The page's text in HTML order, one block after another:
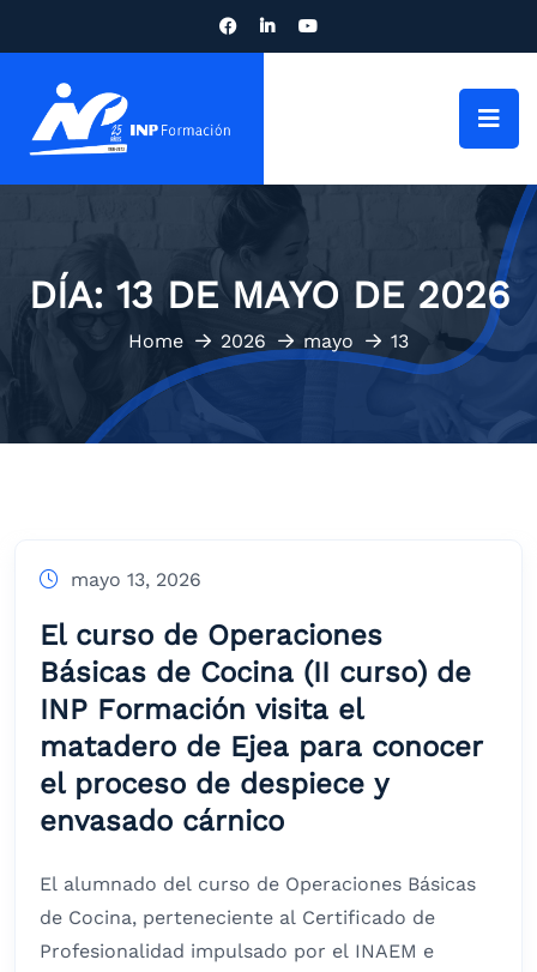
DÍA: 13 DE MAYO DE 2026
Home 2026 mayo 13
mayo 13, 2026
El curso de Operaciones
Básicas de Cocina (II curso) de
INP Formación visita el
matadero de Ejea para conocer
el proceso de despiece y
envasado cárnico
El alumnado del curso de Operaciones Básicas
de Cocina, perteneciente al Certificado de
Profesionalidad impulsado por el INAEM e